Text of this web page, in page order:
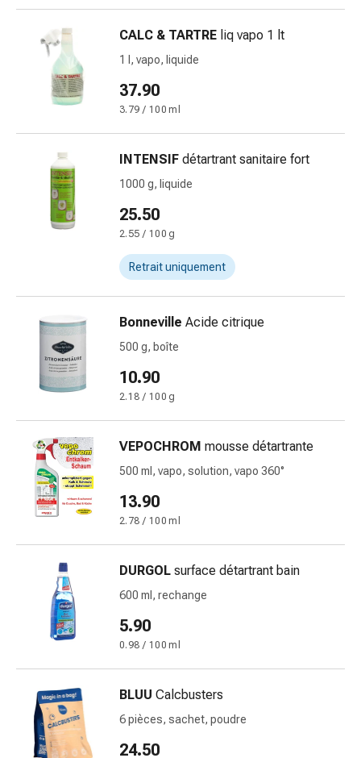
pansement,
tapes
Pansements
tubulaires
Matériel
pansement
Brûlures
et
coups
soleil
pansements
Pansements
Traitement
plaies
Sprays
plaies
Bandes
plaies
CALC & TARTRE liq vapo 1 lt
1 l, vapo, liquide
37.90
3.79 / 100 ml
INTENSIF détartrant sanitaire fort
1000 g, liquide
25.50
2.55 / 100 g
Retrait uniquement
Bonneville Acide citrique
500 g, boîte
10.90
2.18 / 100 g
VEPOCHROM mousse détartrante
500 ml, vapo, solution, vapo 360°
13.90
2.78 / 100 ml
DURGOL surface détartrant bain
600 ml, rechange
5.90
0.98 / 100 ml
BLUU Calcbusters
6 pièces, sachet, poudre
24.50